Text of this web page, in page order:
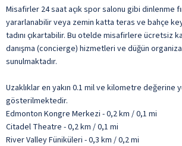
Misafirler 24 saat açık spor salonu gibi dinlenme
yararlanabilir veya zemin katta teras ve bahçe
tadını çıkartabilir. Bu otelde misafirlere ücretsiz
danışma (concierge) hizmetleri ve düğün
sunulmaktadır.
Uzaklıklar en yakın 0.1 mil ve kilometre değerine
gösterilmektedir.
Edmonton Kongre Merkezi - 0,2 km / 0,1 mi
Citadel Theatre - 0,2 km / 0,1 mi
River Valley Füniküleri - 0,3 km / 0,2 mi